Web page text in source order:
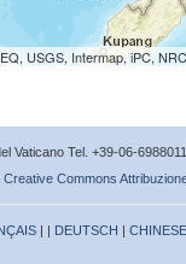
USGS, Intermap, iPC,
Vaticano Tel. +39-06-
Creative Commons
| | DEUTSCH | CHINESE